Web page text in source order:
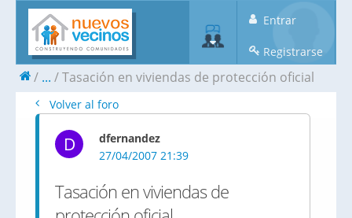
Entrar
Registrarse
... Tasación en viviendas de protección oficial
Volver al foro
D
dfernandez
27/04/2007 21:39
Tasación en viviendas de